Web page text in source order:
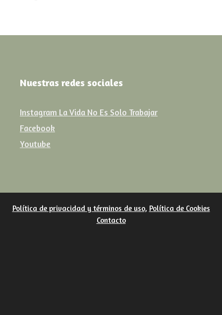
Nuestras redes sociales
Instagram La Vida No Es Solo Trabajar
Facebook
Youtube
Política de privacidad y términos de uso, Política de Cookies
Contacto